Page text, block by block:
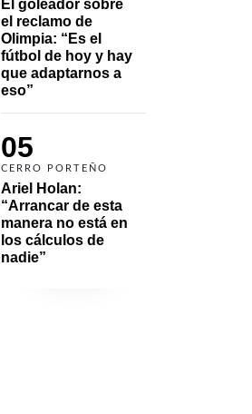
El goleador sobre
el reclamo de
Olimpia: “Es el
fútbol de hoy y hay
que adaptarnos a
eso”
05
CERRO PORTEÑO
Ariel Holan:
“Arrancar de esta
manera no está en
los cálculos de
nadie”